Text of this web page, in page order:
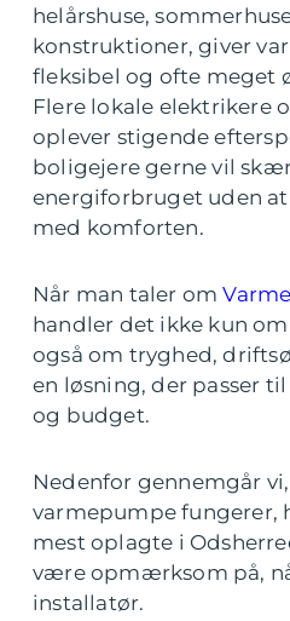
helårshuse,
konstruktioner, giver
fleksibel og ofte meget
Flere lokale elektrikere
oplever stigende
boligejere gerne vil
energiforbruget uden
med komforten.
Når man taler om
handler det ikke kun
også om tryghed,
en løsning, der passer
og budget.
Nedenfor gennemgår
varmepumpe fungerer,
mest oplagte i
være opmærksom på,
installatør.